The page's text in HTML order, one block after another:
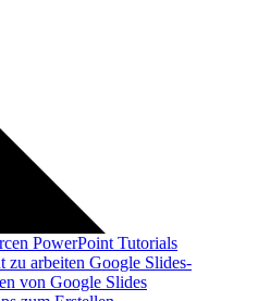
PowerPoint Tutorials
zu arbeiten Google Slides-
von Google Slides